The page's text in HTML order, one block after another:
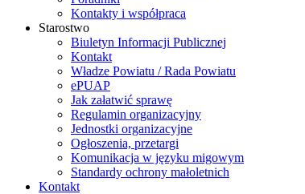
Kontakty i współpraca
Starostwo
Biuletyn Informacji Publicznej
Kontakt
Władze Powiatu / Rada Powiatu
ePUAP
Jak załatwić sprawę
Regulamin organizacyjny
Jednostki organizacyjne
Ogłoszenia, przetargi
Komunikacja w języku migowym
Standardy ochrony małoletnich
Kontakt